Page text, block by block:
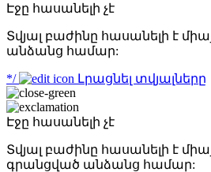
Էջը հասանելի չէ
Տվյալ բաժինը հասանելի է
անձանց համար:
*/ Լրացնել տվյալները
Էջը հասանելի չէ
Տվյալ բաժինը հասանելի է
գրանցված անձանց համար: